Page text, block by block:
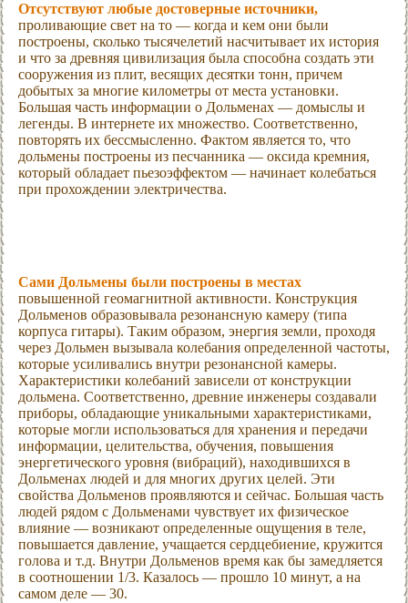
Отсутствуют любые достоверные источники,
проливающие свет на то — когда и кем они были
построены, сколько тысячелетий насчитывает их история
и что за древняя цивилизация была способна создать эти
сооружения из плит, весящих десятки тонн, причем
добытых за многие километры от места установки.
Большая часть информации о Дольменах — домыслы и
легенды. В интернете их множество. Соответственно,
повторять их бессмысленно. Фактом является то, что
дольмены построены из песчанника — оксида кремния,
который обладает пьезоэффектом — начинает колебаться
при прохождении электричества.
Сами Дольмены были построены в местах
повышенной геомагнитной активности. Конструкция
Дольменов образовывала резонансную камеру (типа
корпуса гитары). Таким образом, энергия земли, проходя
через Дольмен вызывала колебания определенной частоты,
которые усиливались внутри резонансной камеры.
Характеристики колебаний зависели от конструкции
дольмена. Соответственно, древние инженеры создавали
приборы, обладающие уникальными характеристиками,
которые могли использоваться для хранения и передачи
информации, целительства, обучения, повышения
энергетического уровня (вибраций), находившихся в
Дольменах людей и для многих других целей. Эти
свойства Дольменов проявляются и сейчас. Большая часть
людей рядом с Дольменами чувствует их физическое
влияние — возникают определенные ощущения в теле,
повышается давление, учащается сердцебиение, кружится
голова и т.д. Внутри Дольменов время как бы замедляется
в соотношении 1/3. Казалось — прошло 10 минут, а на
самом деле — 30.